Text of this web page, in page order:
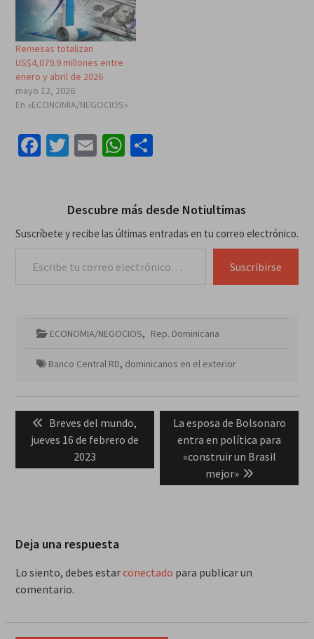
Remesas totalizan
US$4,079.9 millones entre
enero y abril de 2026
mayo 12, 2026
En «ECONOMIA/NEGOCIOS»
Facebook
Twitter
EmailWhatsApp
Compartir
Descubre más desde Notiultimas
Suscríbete y recibe las últimas entradas en tu correo electrónico.
Suscribirse
ECONOMIA/NEGOCIOS, Rep. Dominicana
Banco Central RD, dominicanos en el exterior
Navegación
entradas
Previous
post:
Breves del mundo,
jueves 16 de febrero de
2023
Next
post:
La esposa de Bolsonaro
entra en política para
«construir un Brasil
mejor»
Deja una respuesta
Lo siento, debes estarconectado para publicar un
comentario.